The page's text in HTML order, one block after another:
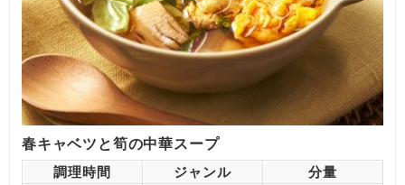
春キャベツと筍の中華スープ
調理時間 ジャンル
分量